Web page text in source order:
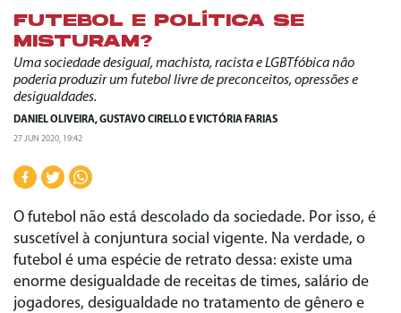
FUTEBOL E POLÍTICA SE
MISTURAM?
Uma sociedade desigual, machista, racista e LGBTfóbica não
poderia produzir um futebol livre de preconceitos, opressões e
desigualdades.
DANIEL OLIVEIRA,GUSTAVO CIRELLO EVICTÓRIA FARIAS
27 JUN 2020, 19:42
O futebol não está descolado da sociedade. Por isso, é
suscetível à conjuntura social vigente. Na verdade, o
futebol é uma espécie de retrato dessa: existe uma
enorme desigualdade de receitas de times, salário de
jogadores, desigualdade no tratamento de gênero e